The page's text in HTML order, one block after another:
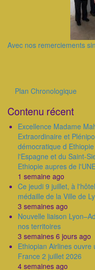
Avec nos remerciements
Plan Chronologique
Contenu récent
Excellence Madame
Extraordinaire et
démocratique d
l'Espagne et du Saint-
Ethiopie aupres de
1 semaine ago
Ce jeudi 9 juillet, à
médaille de la Ville de
3 semaines ago
Nouvelle liaison
nos territoires
3 semaines 6 jours ago
Ethiopian Airlines
France 2 juillet 2026
4 semaines ago